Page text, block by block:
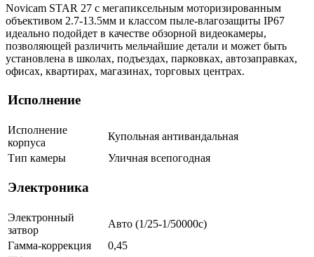
Novicam STAR 27 с мегапиксельным моторизированным
объективом 2.7-13.5мм и классом пыле-влагозащиты IP67
идеально подойдет в качестве обзорной видеокамеры,
позволяющей различить мельчайшие детали и может быть
установлена в школах, подъездах, парковках, автозаправках,
офисах, квартирах, магазинах, торговых центрах.
Исполнение
Исполнение
корпуса
Купольная антивандальная
Тип камеры
Уличная всепогодная
Электроника
Электронный
затвор
Авто (1/25-1/50000c)
Гамма-коррекция
0,45